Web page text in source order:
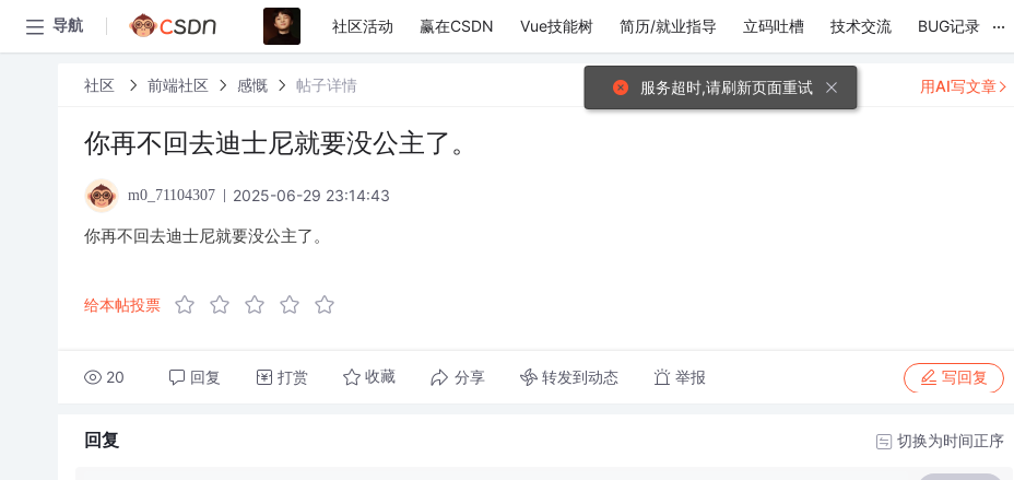
导航 社区活动 赢在CSDN Vue技能树 简历/就业指导 立码吐槽 技术交流 BUG记录 ...
社区 前端社区 感慨 帖子详情
你再不回去迪士尼就要没公主了。
m0_71104307 2025-06-29 23:14:43
你再不回去迪士尼就要没公主了。
给本帖投票
20 回复 打赏 收藏 分享 转发到动态 举报 写回复
用AI写文章
回复 切换为时间正序
服务超时,请刷新页面重试